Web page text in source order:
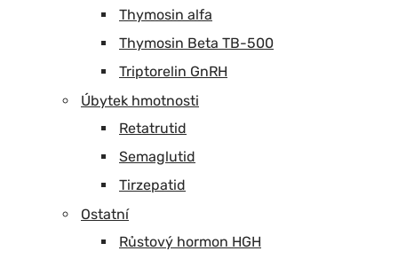
Thymosin alfa
Thymosin Beta TB-500
Triptorelin GnRH
Úbytek hmotnosti
Retatrutid
Semaglutid
Tirzepatid
Ostatní
Růstový hormon HGH